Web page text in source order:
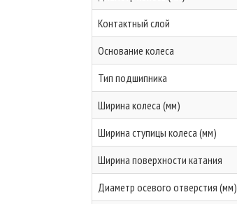
Контактный слой
Основание колеса
Тип подшипника
Ширина колеса (мм)
Ширина ступицы колеса (мм)
Ширина поверхности катания
Диаметр осевого отверстия (мм)